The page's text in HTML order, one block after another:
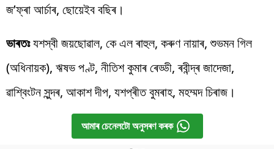
জ’ফ্ৰা আৰ্চাৰ, ছোয়েইব বছিৰ।
ভাৰতঃযশস্বী জয়ছোৱাল, কে এল ৰাহুল, কৰুণ নায়াৰ, শুভমন গিল
(অধিনায়ক), ঋষভ পণ্ট, নীতিশ কুমাৰ ৰেড্ডী, ৰবীন্দ্ৰ জাদেজা,
ৱাশ্বিংটন সুন্দৰ, আকাশ দীপ, যশপ্ৰীত বুমৰাহ, মহম্মদ চিৰাজ।
আমাৰ চেনেলটো অনুসৰণ কৰক